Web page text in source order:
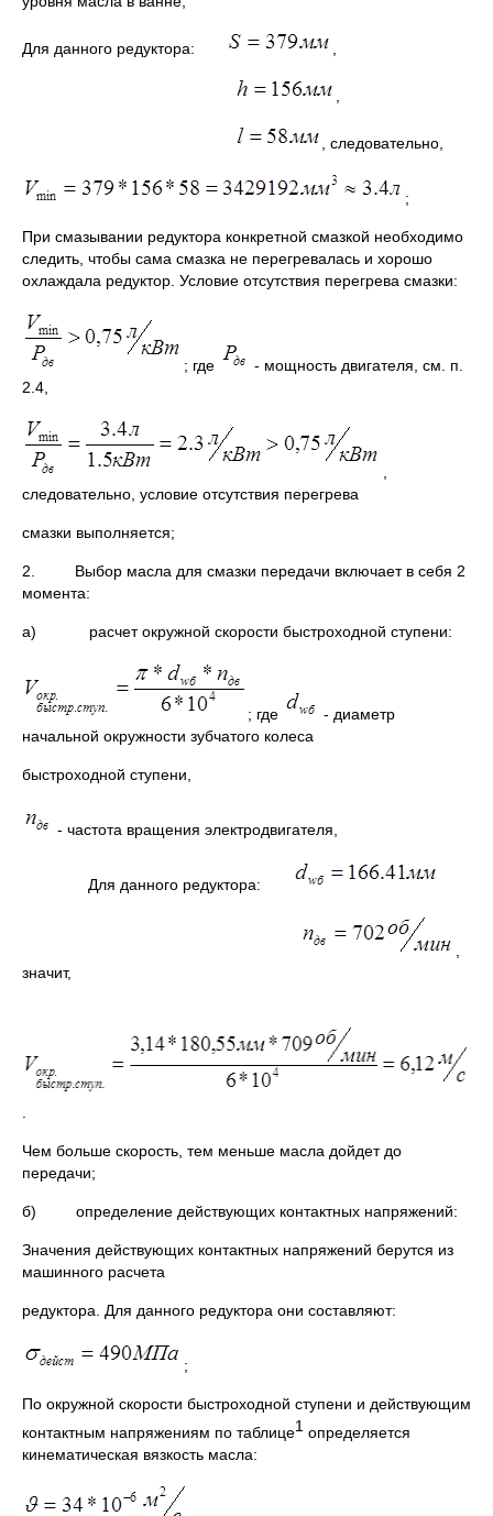
Для данного редуктора:
, следовательно,
;
При смазывании редуктора конкретной смазкой необходимо
следить, чтобы сама смазка не перегревалась и хорошо
охлаждала редуктор. Условие отсутствия перегрева смазки:
; где
- мощность двигателя, см. п.
2.4,
следовательно, условие отсутствия перегрева
смазки выполняется;
2. Выбор масла для смазки передачи включает в себя 2
момента:
а) расчет окружной скорости быстроходной ступени:
; где
- диаметр
начальной окружности зубчатого колеса
быстроходной ступени,
- частота вращения электродвигателя,
Для данного редуктора:
значит,
Чем больше скорость, тем меньше масла дойдет до
передачи;
б) определение действующих контактных напряжений:
Значения действующих контактных напряжений берутся из
машинного расчета
редуктора. Для данного редуктора они составляют:
;
По окружной скорости быстроходной ступени и действующим
контактным напряжениям по таблице1 определяется
кинематическая вязкость масла: